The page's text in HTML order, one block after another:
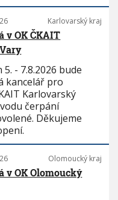
Karlovarský kraj
v OK ČKAIT
5. - 7.8.2026 bude
kancelář pro
Karlovarský
čerpání
Děkujeme
Olomoucký kraj
v OK Olomoucký